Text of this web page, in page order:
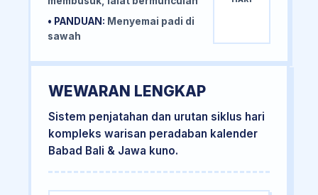
• PANDUAN: Menyemai padi di
sawah
WEWARAN LENGKAP
Sistem penjatahan dan urutan siklus hari
kompleks warisan peradaban kalender
Babad Bali & Jawa kuno.